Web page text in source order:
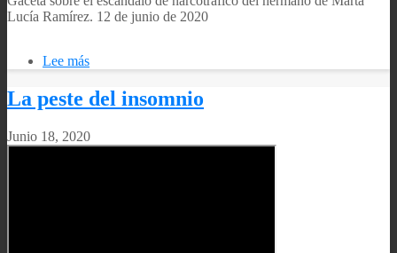
Lucía Ramírez. 12 de junio de 2020
Lee más
de
Consuelo
sobre
La peste del insomnio
Junio 18, 2020